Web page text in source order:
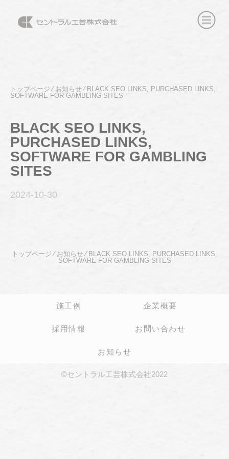
トップページ⁄ お知らせ⁄ BLACK SEO LINKS, PURCHASED LINKS,
SOFTWARE FOR GAMBLING SITES
BLACK SEO LINKS,
PURCHASED LINKS,
SOFTWARE FOR GAMBLING
SITES
2024-10-30
トップページ ⁄ お知らせ⁄ BLACK SEO LINKS, PURCHASED LINKS,
SOFTWARE FOR GAMBLING SITES
施工例 企業概要
採用情報 お問い合わせ
お知らせ
©セントラル工芸株式会社2022